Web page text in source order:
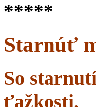
*****
Starnúť
So
ťažkosti.